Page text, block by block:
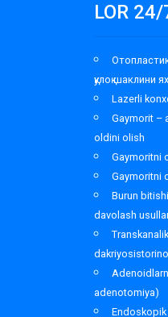
LOR 24/
қулоқ шаклини
Lazerli
Gaymorit –
oldini olish
Gaymoritni
Gaymoritni
Burun
davolash
adenotomiya)